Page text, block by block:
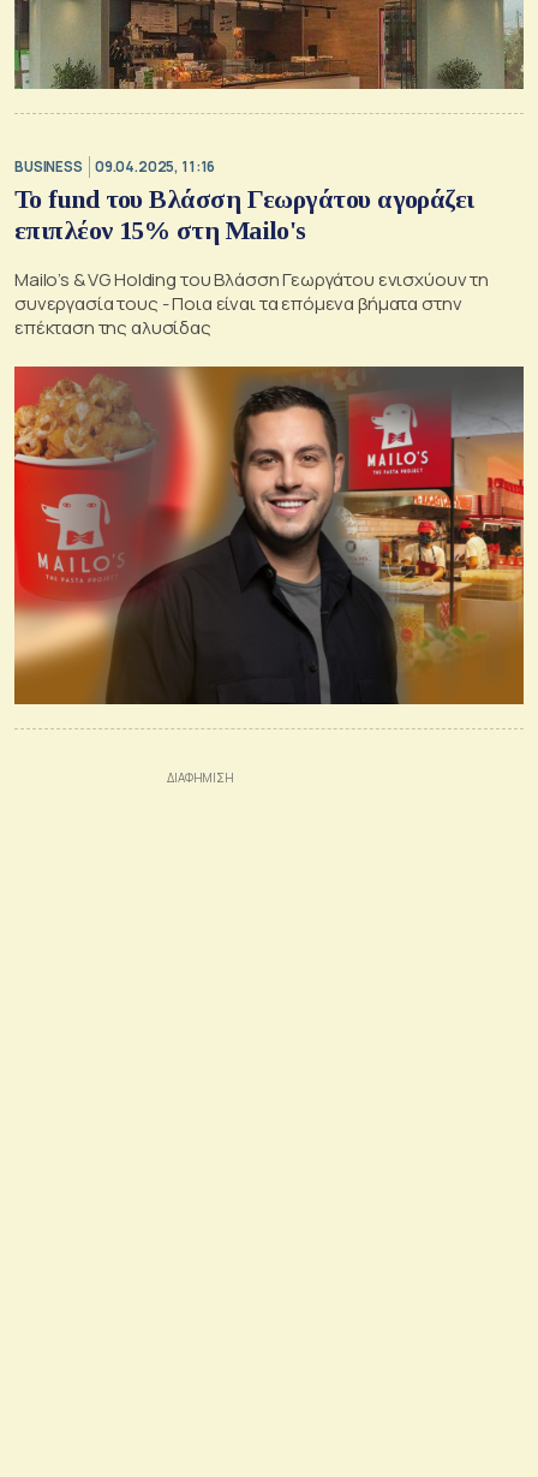
BUSINESS 09.04.2025, 11:16
Το fund του Βλάσση Γεωργάτου αγοράζει
επιπλέον 15% στη Mailo's
Mailo’s & VG Holding του Βλάσση Γεωργάτου ενισχύουν τη
συνεργασία τους - Ποια είναι τα επόμενα βήματα στην
επέκταση της αλυσίδας